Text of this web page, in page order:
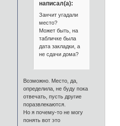
написал(а):
Занчит угадали
место?
Может быть, на
табличке была
дата закладки, а
не сдачи дома?
Возможно. Место, да,
определила, не буду пока
отвечать, пусть другие
поразвлекаются.
Но я почему-то не могу
понять вот это